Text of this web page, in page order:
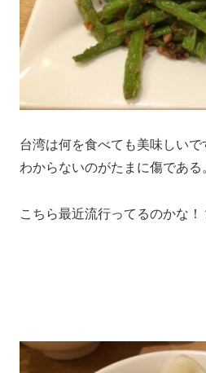
台湾は何を食べても美味しい
わからないのがたまに傷である
こちら最近流行ってるのかな！